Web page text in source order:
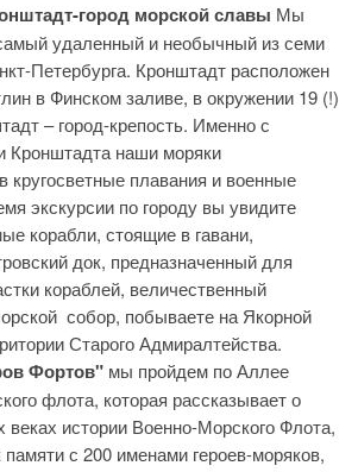
город морской славы Мы
удаленный и необычный из семи
Петербурга. Кронштадт расположен
в Финском заливе, в окружении 19 (!)
– город-крепость. Именно с
Кронштадта наши моряки
кругосветные плавания и военные
экскурсии по городу вы увидите
корабли, стоящие в гавани,
док, предназначенный для
кораблей, величественный
собор, побываете на Якорной
Старого Адмиралтейства.
Фортов" мы пройдем по Аллее
флота, которая рассказывает о
веках истории Военно-Морского Флота,
с 200 именами героев-моряков,